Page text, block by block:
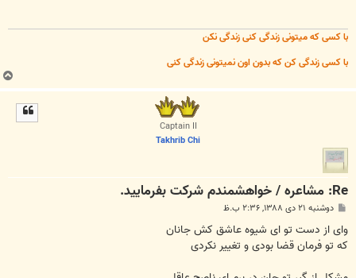
با کسی که میتونی زندگی کنی زندگی نکن
با کسی زندگی کن که بدون اون نمیتونی زندگی کنی
ب
ا
Captain II
Takhrib Chi
Re: مشاعره / خواهشمندم شرکت بفرماييد.
پ
ت
دوشنبه ۲۱ دی ۱۳۸۸, ۲:۳۶ ب.ظ
وای از دست تو ای شیوه عاشق کش جانان
که تو فرمان قضا بودی و تغییر نکردی